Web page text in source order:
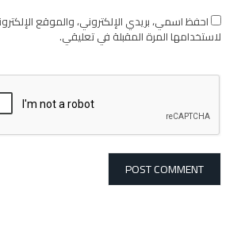
احفظ اسمي، بريدي الإلكتروني، والموقع
لاستخدامها المرة المقبلة في تعليقي.